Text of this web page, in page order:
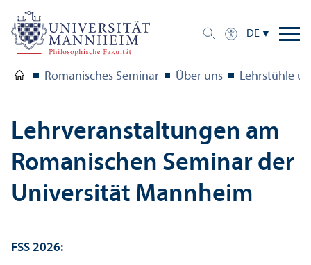
DE
Romanisches Seminar Über uns Lehr­stühle
Lehr­veranstaltungen am
Romanischen Seminar der
Universität Mannheim
FSS 2026: